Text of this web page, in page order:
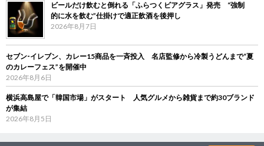
ビールだけ飲むと倒れる「ふらつくビアグラス」発売 “強制
的に水を飲む”仕掛けで適正飲酒を後押し
2026年8月7日
セブン‐イレブン、カレー15商品を一斉投入 名店監修から冷製うどんまで“夏
のカレーフェス”を開催中
2026年8月6日
横浜高島屋で「韓国市場」がスタート 人気グルメから雑貨まで約30ブランド
が集結
2026年8月5日